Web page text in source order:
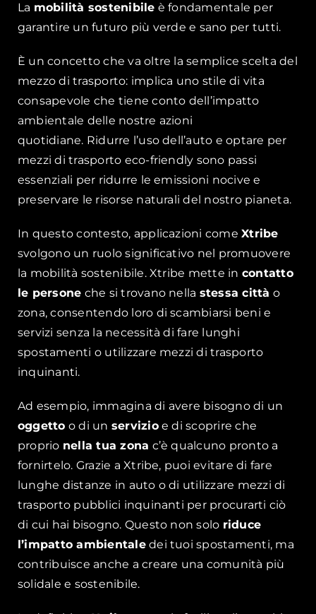
La mobilità sostenibile è fondamentale per
garantire un futuro più verde e sano per tutti.
È un concetto che va oltre la semplice scelta del
mezzo di trasporto: implica uno stile di vita
consapevole che tiene conto dell’impatto
ambientale delle nostre azioni
quotidiane. Ridurre l’uso dell’auto e optare per
mezzi di trasporto eco-friendly sono passi
essenziali per ridurre le emissioni nocive e
preservare le risorse naturali del nostro pianeta.
In questo contesto, applicazioni comeXtribe
svolgono un ruolo significativo nel promuovere
la mobilità sostenibile. Xtribe mette in contatto
le persone che si trovano nella stessa città o
zona, consentendo loro di scambiarsi beni e
servizi senza la necessità di fare lunghi
spostamenti o utilizzare mezzi di trasporto
inquinanti.
Ad esempio, immagina di avere bisogno di un
oggetto o di un servizioe di scoprire che
proprio nella tua zona c’è qualcuno pronto a
fornirtelo. Grazie a Xtribe, puoi evitare di fare
lunghe distanze in auto o di utilizzare mezzi di
trasporto pubblici inquinanti per procurarti ciò
di cui hai bisogno. Questo non solo riduce
l’impatto ambientaledei tuoi spostamenti, ma
contribuisce anche a creare una comunità più
solidale e sostenibile.